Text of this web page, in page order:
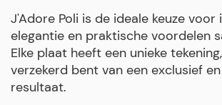
J'Adore Poli is de ideale keuze
elegantie en praktische voordelen
Elke plaat heeft een unieke
verzekerd bent van een exclusief
resultaat.